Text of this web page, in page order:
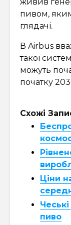
пивом,
глядачі.
В Airbus
такої
можуть
початку
Схожі
Ціни
пиво